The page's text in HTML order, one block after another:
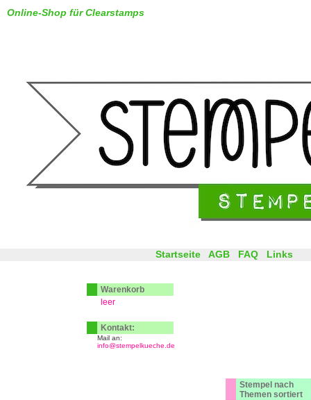
Online-Shop für Clearstamps
Stempel nach
Themen sortiert
Startseite AGB FAQ Links
Warenkorb
leer
Kontakt:
Mail an:
info@stempelkueche.de